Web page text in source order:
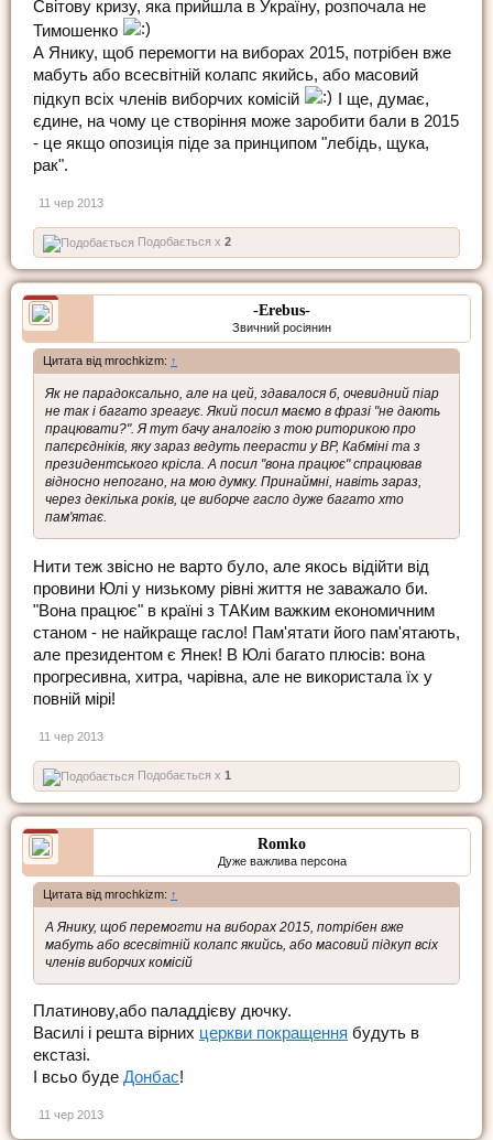
Світову кризу, яка прийшла в Україну, розпочала не
Тимошенко
А Янику, щоб перемогти на виборах 2015, потрібен вже
мабуть або всесвітній колапс якийсь, або масовий
підкуп всіх членів виборчих комісій
І ще, думає,
єдине, на чому це створіння може заробити бали в 2015
- це якщо опозиція піде за принципом "лебідь, щука,
рак".
11 чер 2013
Подобається x 2
-Erebus-
Звичний росіянин
Цитата від mrochkizm: ↑
Як не парадоксально, але на цей, здавалося б, очевидний піар
не так і багато зреагує. Який посил маємо в фразі "не дають
працювати?". Я тут бачу аналогію з тою риторикою про
папєрєдніків, яку зараз ведуть пеерасти у ВР, Кабміні та з
президентського крісла. А посил "вона працює" спрацював
відносно непогано, на мою думку. Принаймні, навіть зараз,
через декілька років, це виборче гасло дуже багато хто
пам'ятає.
Нити теж звісно не варто було, але якось відійти від
провини Юлі у низькому рівні життя не заважало би.
"Вона працює" в країні з ТАКим важким економичним
станом - не найкраще гасло! Пам'ятати його пам'ятають,
але президентом є Янек! В Юлі багато плюсів: вона
прогресивна, хитра, чарівна, але не використала їх у
повній мірі!
11 чер 2013
Подобається x 1
Romko
Дуже важлива персона
Цитата від mrochkizm: ↑
А Янику, щоб перемогти на виборах 2015, потрібен вже
мабуть або всесвітній колапс якийсь, або масовий підкуп всіх
членів виборчих комісій
Платинову,або паладдієву дючку.
Василі і решта вірних церкви покращення будуть в
екстазі.
І всьо буде Донбас!
11 чер 2013